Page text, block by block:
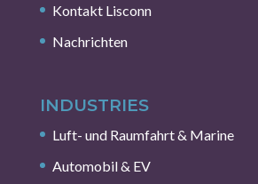
Kontakt Lisconn
Nachrichten
INDUSTRIES
Luft- und Raumfahrt & Marine
Automobil & EV